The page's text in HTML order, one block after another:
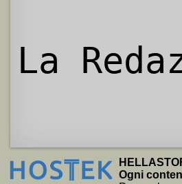
La
Ogni